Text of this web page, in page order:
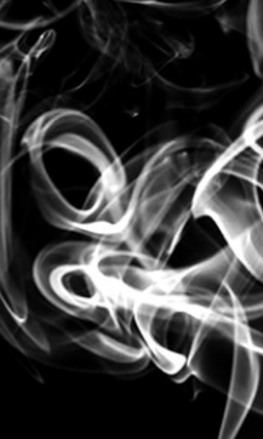
Tuotteen valokuvien muokkaus